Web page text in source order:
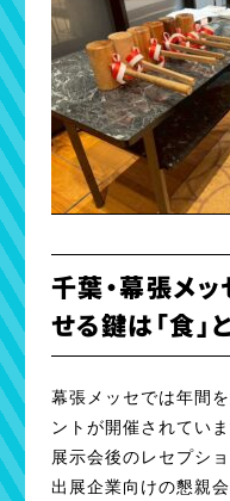
千葉・幕張メ
せる鍵は「食」
幕張メッセでは年間
ントが開催されていま
展示会後のレセプシ
出展企業向けの懇親会